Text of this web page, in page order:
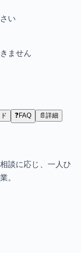
い
ません
❓FAQ 📄 詳細
談に応じ、一人ひ
。